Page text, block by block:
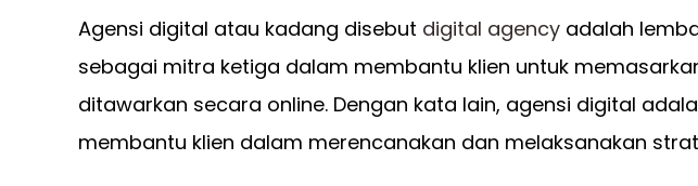
Agensi digital atau kadang disebut digital agency adalah
sebagai mitra ketiga dalam membantu klien untuk
ditawarkan secara online. Dengan kata lain, agensi digital
membantu klien dalam merencanakan dan melaksanakan